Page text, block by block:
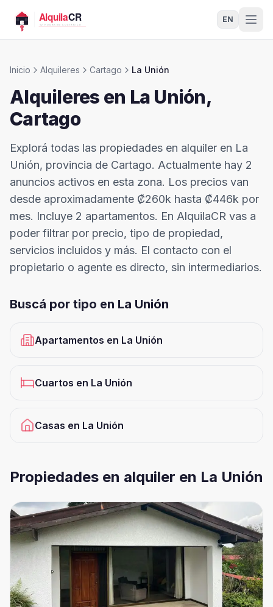
EN
Inicio Alquileres Cartago La Unión
Alquileres en La Unión,
Cartago
Explorá todas las propiedades en alquiler en La
Unión, provincia de Cartago. Actualmente hay 2
anuncios activos en esta zona. Los precios van
desde aproximadamente ₡260k hasta ₡446k por
mes. Incluye 2 apartamentos. En AlquilaCR vas a
poder filtrar por precio, tipo de propiedad,
servicios incluidos y más. El contacto con el
propietario o agente es directo, sin intermediarios.
Buscá por tipo en La Unión
Apartamentos en La Unión
Cuartos en La Unión
Casas en La Unión
Propiedades en alquiler en La Unión